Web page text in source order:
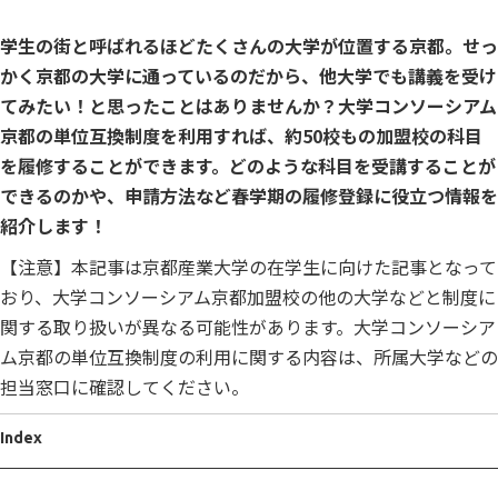
学生の街と呼ばれるほどたくさんの大学が位置する京都。せっ
かく京都の大学に通っているのだから、他大学でも講義を受け
てみたい！と思ったことはありませんか？大学コンソーシアム
京都の単位互換制度を利用すれば、約50校もの加盟校の科目
を履修することができます。どのような科目を受講することが
できるのかや、申請方法など春学期の履修登録に役立つ情報を
紹介します！
【注意】本記事は京都産業大学の在学生に向けた記事となって
おり、大学コンソーシアム京都加盟校の他の大学などと制度に
関する取り扱いが異なる可能性があります。大学コンソーシア
ム京都の単位互換制度の利用に関する内容は、所属大学などの
担当窓口に確認してください。
Index